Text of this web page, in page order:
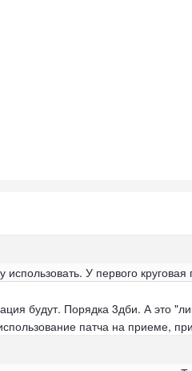
использовать. У первого
будут. Порядка 3дби. А это
патча на приеме,